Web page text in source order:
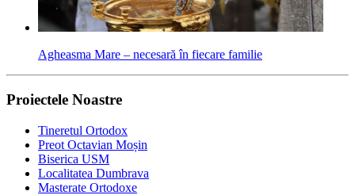
Agheasma Mare – necesară în fiecare familie
Proiectele Noastre
Tineretul Ortodox
Preot Octavian Moșin
Biserica USM
Localitatea Dumbrava
Masterate Ortodoxe